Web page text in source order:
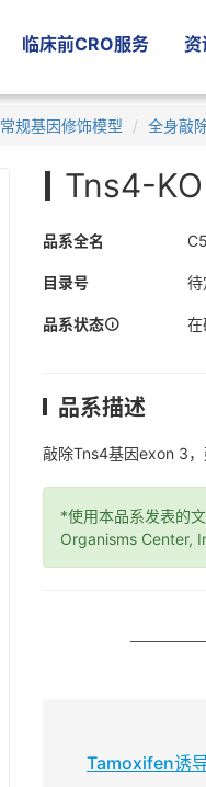
临床前CRO服务 资
常规基因修饰模型 全身敲
Tns4-KO
品系全名
目录号 待
品系状态 在
品系描述
敲除Tns4基因exon 3，
*使用本品系发表的
Organisms Center,
Tamoxifen诱